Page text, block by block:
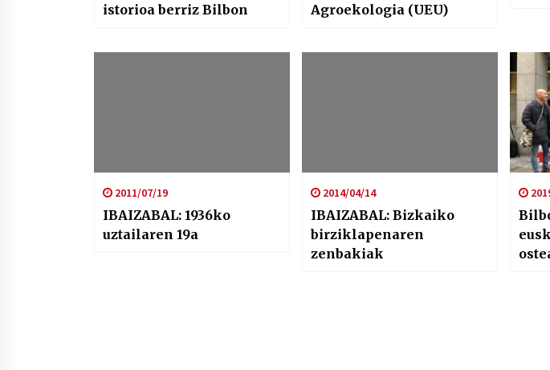
istorioa berriz Bilbon
Agroekologia (UEU)
2011/07/19
IBAIZABAL: 1936ko
uztailaren 19a
2014/04/14
IBAIZABAL: Bizkaiko
birziklapenaren
zenbakiak